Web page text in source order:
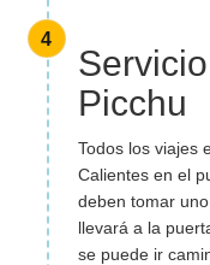
4
Picchu
Todos los viajes
Calientes en el
deben tomar
llevará a la
se puede ir